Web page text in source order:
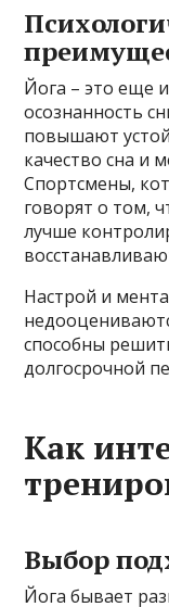
Йога – это еще
осознанность
повышают
качество сна и
Спортсмены,
говорят о том,
лучше
Настрой и
способны
долгосрочной
Как
Выбор
Йога бывает